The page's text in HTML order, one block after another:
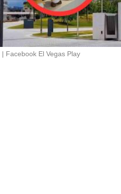
Facebook El Vegas Play